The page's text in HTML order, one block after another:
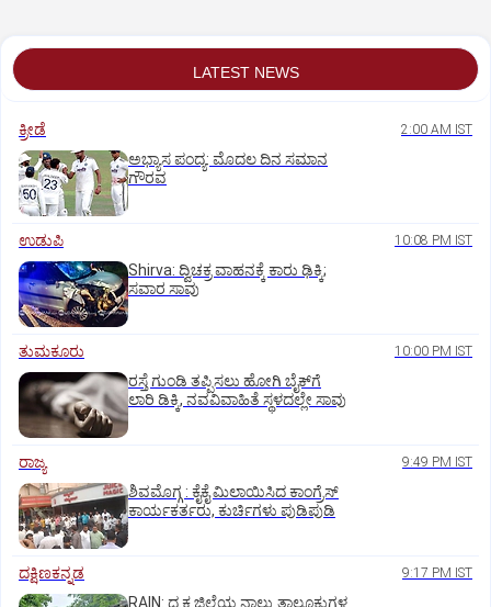
LATEST NEWS
ಕ್ರೀಡೆ 2:00 AM IST
ಅಭ್ಯಾಸ ಪಂದ್ಯ: ಮೊದಲ ದಿನ ಸಮಾನ
ಗೌರವ
ಉಡುಪಿ 10:08 PM IST
Shirva: ದ್ವಿಚಕ್ರ ವಾಹನಕ್ಕೆ ಕಾರು ಢಿಕ್ಕಿ;
ಸವಾರ ಸಾವು
ತುಮಕೂರು 10:00 PM IST
ರಸ್ತೆ ಗುಂಡಿ ತಪ್ಪಿಸಲು ಹೋಗಿ ಬೈಕ್‌ಗೆ
ಲಾರಿ ಡಿಕ್ಕಿ, ನವವಿವಾಹಿತೆ ಸ್ಥಳದಲ್ಲೇ ಸಾವು
ರಾಜ್ಯ 9:49 PM IST
ಶಿವಮೊಗ್ಗ : ಕೈಕೈ ಮಿಲಾಯಿಸಿದ ಕಾಂಗ್ರೆಸ್
ಕಾರ್ಯಕರ್ತರು, ಕುರ್ಚಿಗಳು ಪುಡಿಪುಡಿ
ದಕ್ಷಿಣಕನ್ನಡ 9:17 PM IST
RAIN: ದ.ಕ ಜಿಲ್ಲೆಯ ನಾಲ್ಕು ತಾಲೂಕುಗಳ